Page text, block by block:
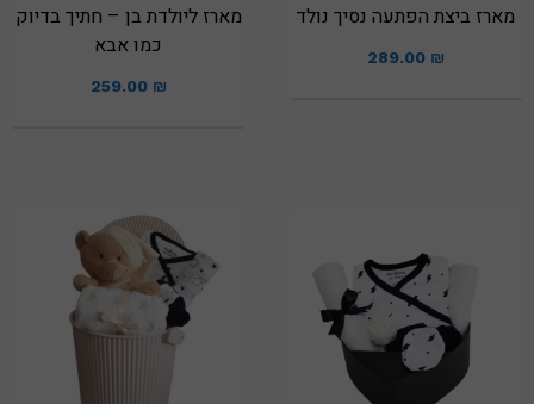
מארז ביצת הפתעה נסיך נולד
289.00 ₪
מארז ליולדת בן – חתיך בדיוק
כמו אבא
259.00 ₪